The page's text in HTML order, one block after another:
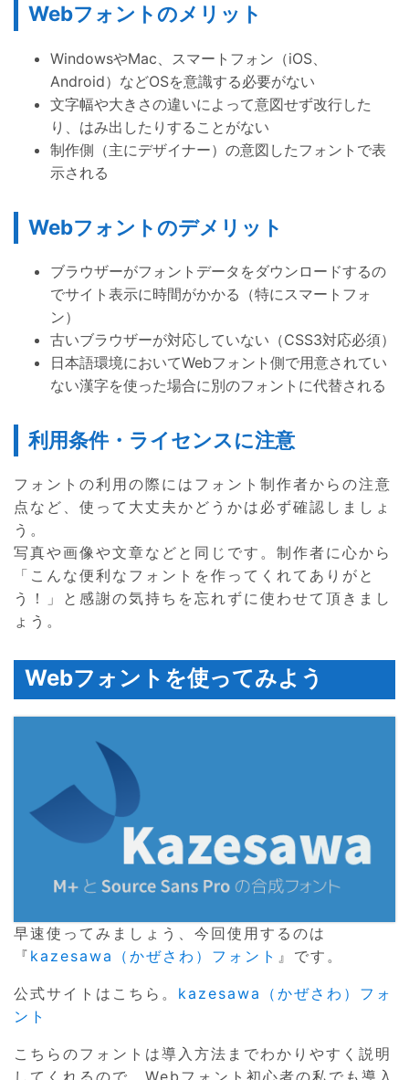
Webフォントのメリット
WindowsやMac、スマートフォン（iOS、
Android）などOSを意識する必要がない
文字幅や大きさの違いによって意図せず改行した
り、はみ出したりすることがない
制作側（主にデザイナー）の意図したフォントで表
示される
Webフォントのデメリット
ブラウザーがフォントデータをダウンロードするの
でサイト表示に時間がかかる（特にスマートフォ
ン）
古いブラウザーが対応していない（CSS3対応必須）
日本語環境においてWebフォント側で用意されてい
ない漢字を使った場合に別のフォントに代替される
利用条件・ライセンスに注意
フォントの利用の際にはフォント制作者からの注意
点など、使って大丈夫かどうかは必ず確認しましょ
う。
写真や画像や文章などと同じです。制作者に心から
「こんな便利なフォントを作ってくれてありがと
う！」と感謝の気持ちを忘れずに使わせて頂きまし
ょう。
Webフォントを使ってみよう
早速使ってみましょう、今回使用するのは
『 kazesawa（かぜさわ）フォント 』です。
公式サイトはこちら。 kazesawa（かぜさわ）フォ
ント
こちらのフォントは導入方法までわかりやすく説明